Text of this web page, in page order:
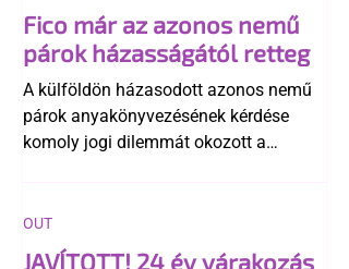
Fico már az azonos nemű
párok házasságától retteg
A külföldön házasodott azonos nemű
párok anyakönyvezésének kérdése
komoly jogi dilemmát okozott a
egyértelműen tiltja a házasságuk
elismerését. Közben az ellenzéken belül
JAVÍTOTT! 24 év várakozás
OUT